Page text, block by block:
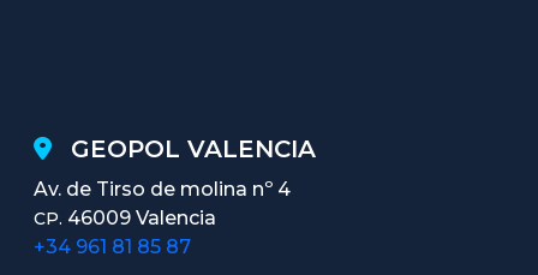
GEOPOL VALENCIA
Av. de Tirso de molina nº 4
CP. 46009 Valencia
+34 961 81 85 87